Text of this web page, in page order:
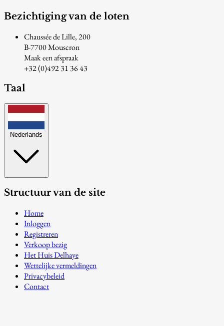
Bezichtiging van de loten
Chaussée de Lille, 200
B-7700 Mouscron
Maak een afspraak
+32 (0)492 31 36 43
Taal
Nederlands
Structuur van de site
Home
Inloggen
Registreren
Verkoop bezig
Het Huis Delhaye
Wettelijke vermeldingen
Privacybeleid
Contact